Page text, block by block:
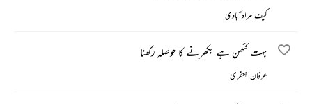
کیف مرادآبادی
بہت کٹھن ہے بکھرنے کا حوصلہ رکھنا
عرفان جعفری